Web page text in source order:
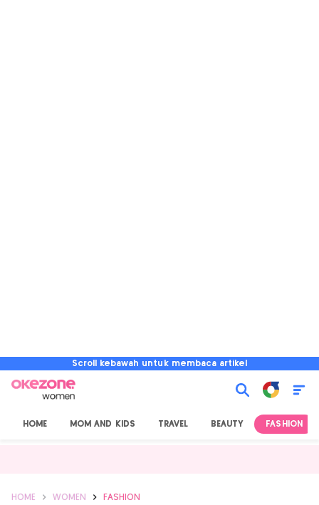
Scroll kebawah untuk membaca artikel
HOME MOM AND KIDS TRAVEL BEAUTY FASHION
HOME WOMEN FASHION